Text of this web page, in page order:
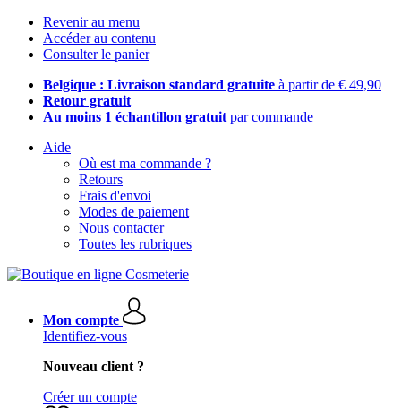
Revenir au menu
Accéder au contenu
Consulter le panier
Belgique : Livraison standard gratuite à partir de € 49,90
Retour gratuit
Au moins 1 échantillon gratuit par commande
Aide
Où est ma commande ?
Retours
Frais d'envoi
Modes de paiement
Nous contacter
Toutes les rubriques
Mon compte
Identifiez-vous
Nouveau client ?
Créer un compte